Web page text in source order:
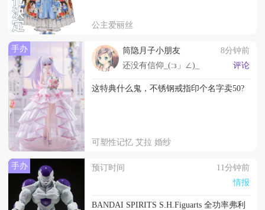
公主爱丽丝
手办 筒隐月子小朋友
8分钟前
还没有信仰_(:з」∠)_
评论
这特典什么鬼，不锈钢戒指印个名字卖50?
可塑性记忆 艾拉 婚纱
手办 预订时间
11分钟前
情报
BANDAI SPIRITS S.H.Figuarts 全功率弗利